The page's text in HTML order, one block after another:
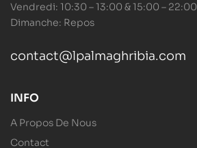
Vendredi: 10:30 – 13:00 & 15:00 – 22:00
Dimanche: Repos
contact@lpalmaghribia.com
INFO
A Propos De Nous
Contact